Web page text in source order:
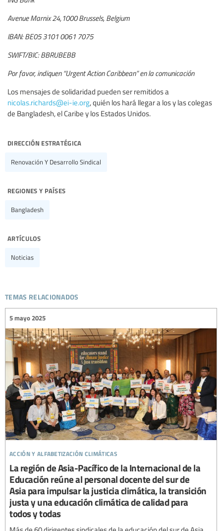
Avenue Marnix 24,1000 Brussels, Belgium
IBAN: BE05 3101 0061 7075
SWIFT/BIC: BBRUBEBB
Por favor, indiquen “Urgent Action Caribbean” en la comunicación
Los mensajes de solidaridad pueden ser remitidos a
nicolas.richards@ei-ie.org, quién los hará llegar a los y las colegas
de Bangladesh, el Caribe y los Estados Unidos.
dirección estratégica
Renovación Y Desarrollo Sindical
regiones y países
Bangladesh
artículos
Noticias
temas relacionados
acción y alfabetización climáticas
5 mayo 2025
La región de Asia-Pacífico de la Internacional de la
Educación reúne al personal docente del sur de
Asia para impulsar la justicia climática, la transición
justa y una educación climática de calidad para
todos y todas